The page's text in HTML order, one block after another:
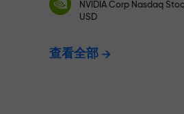
最高
NVIDIA Corp Nasdaq
USD
查看全部